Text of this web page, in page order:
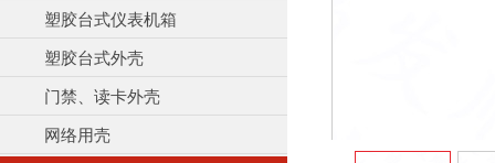
塑胶台式仪表机箱
塑胶台式外壳
门禁、读卡外壳
网络用壳